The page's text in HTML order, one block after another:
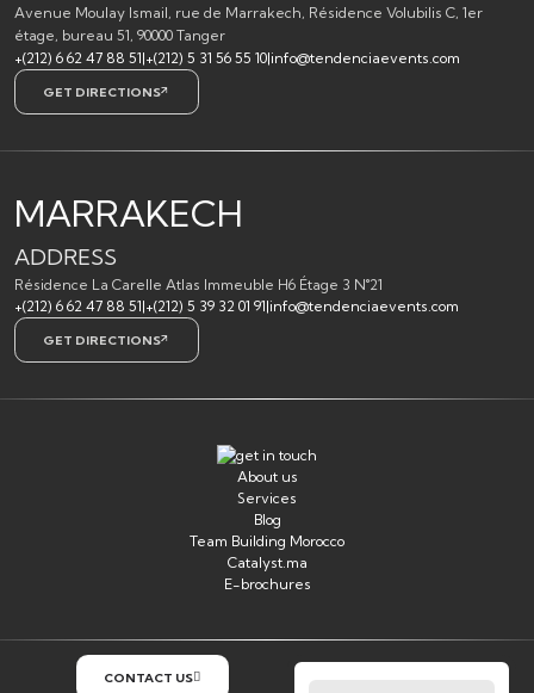
Avenue Moulay Ismail, rue de Marrakech, Résidence Volubilis C, 1er
étage, bureau 51, 90000 Tanger
+(212) 6 62 47 88 51|+(212) 5 31 56 55 10|info@tendenciaevents.com
GET DIRECTIONS
MARRAKECH
ADDRESS
Résidence La Carelle Atlas Immeuble H6 Étage 3 N°21
+(212) 6 62 47 88 51|+(212) 5 39 32 01 91|info@tendenciaevents.com
GET DIRECTIONS
About us
Services
Blog
Team Building Morocco
Catalyst.ma
E-brochures
CONTACT US